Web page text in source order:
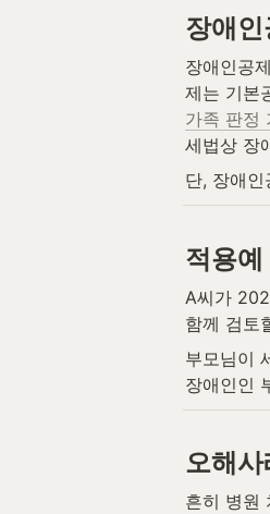
장애
장애인공
제는 기본
가족 판정
세법상 장
단, 장애
적용예
A씨가
함께 검토
부모님이
장애인인
오해사
흔히 병원